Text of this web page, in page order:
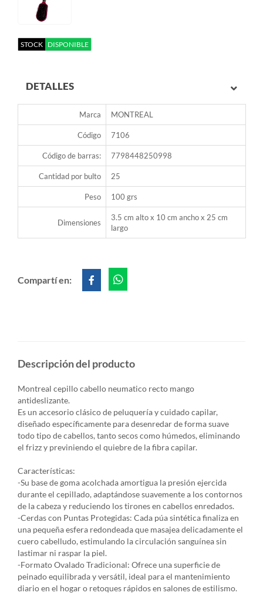
STOCK DISPONIBLE
DETALLES
Marca MONTREAL
Código 7106
Código de barras: 7798448250998
Cantidad por bulto 25
Peso 100 grs
Dimensiones
3.5 cm alto x 10 cm ancho x 25 cm
largo
Compartí en:
Descripción del producto
Montreal cepillo cabello neumatico recto mango
antideslizante.
Es un accesorio clásico de peluquería y cuidado capilar,
diseñado específicamente para desenredar de forma suave
todo tipo de cabellos, tanto secos como húmedos, eliminando
el frizz y previniendo el quiebre de la fibra capilar.
Características:
-Su base de goma acolchada amortigua la presión ejercida
durante el cepillado, adaptándose suavemente a los contornos
de la cabeza y reduciendo los tirones en cabellos enredados.
-Cerdas con Puntas Protegidas: Cada púa sintética finaliza en
una pequeña esfera redondeada que masajea delicadamente el
cuero cabelludo, estimulando la circulación sanguínea sin
lastimar ni raspar la piel.
-Formato Ovalado Tradicional: Ofrece una superficie de
peinado equilibrada y versátil, ideal para el mantenimiento
diario en el hogar o retoques rápidos en salones de estilismo.